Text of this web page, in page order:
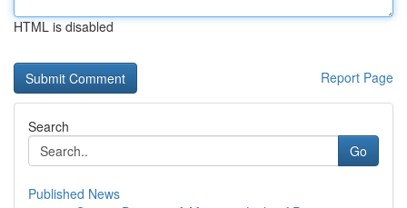
HTML is disabled
Report Page
Search
Go
Published News